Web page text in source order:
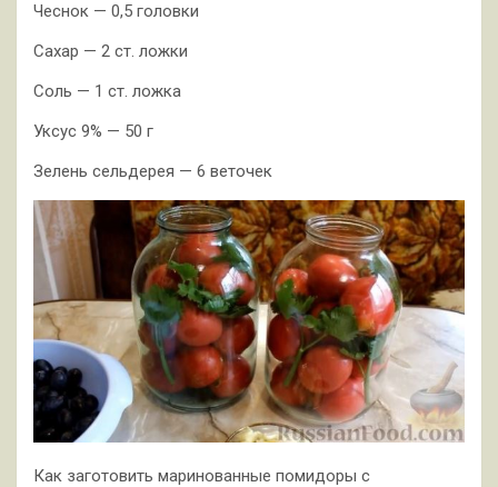
Чеснок — 0,5 головки
Сахар — 2 ст. ложки
Соль — 1 ст. ложка
Уксус 9% — 50 г
Зелень сельдерея — 6 веточек
Как заготовить маринованные помидоры с